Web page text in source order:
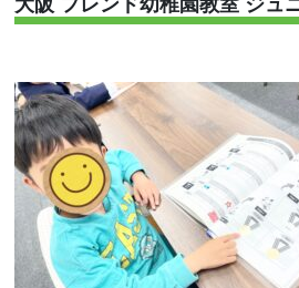
大阪 フレンド幼稚園教室 ジュ